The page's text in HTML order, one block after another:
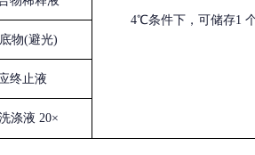
4℃条件下，可储存1
物(避光)
终止液
涤液 20×